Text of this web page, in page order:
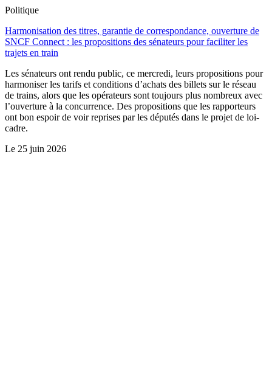
Politique
Harmonisation des titres, garantie de correspondance, ouverture de
SNCF Connect : les propositions des sénateurs pour faciliter les
trajets en train
Les sénateurs ont rendu public, ce mercredi, leurs propositions pour
harmoniser les tarifs et conditions d’achats des billets sur le réseau
de trains, alors que les opérateurs sont toujours plus nombreux avec
l’ouverture à la concurrence. Des propositions que les rapporteurs
ont bon espoir de voir reprises par les députés dans le projet de loi-
cadre.
Le 25 juin 2026